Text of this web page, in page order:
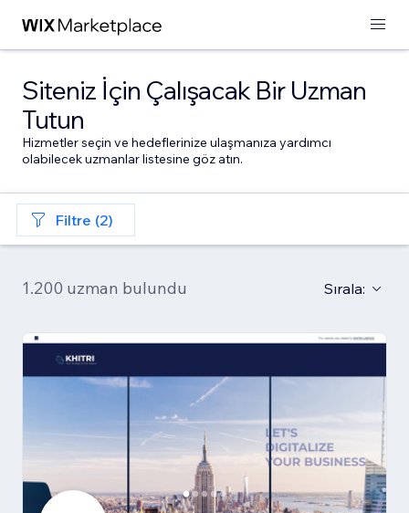
Siteniz İçin Çalışacak Bir Uzman
Tutun
Hizmetler seçin ve hedeflerinize ulaşmanıza yardımcı
olabilecek uzmanlar listesine göz atın.
Filtre (2)
1.200 uzman bulundu Sırala: